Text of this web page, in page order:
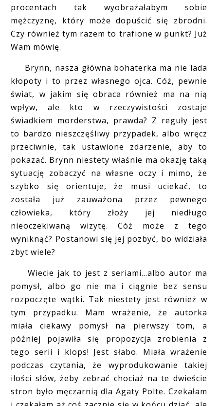
procentach tak wyobrażałabym sobie
mężczyznę, który może dopuścić się zbrodni.
Czy również tym razem to trafione w punkt? Już
Wam mówię.
Brynn, nasza główna bohaterka ma nie lada
kłopoty i to przez własnego ojca. Cóż, pewnie
świat, w jakim się obraca również ma na nią
wpływ, ale kto w rzeczywistości zostaje
świadkiem morderstwa, prawda? Z reguły jest
to bardzo nieszczęśliwy przypadek, albo wręcz
przeciwnie, tak ustawione zdarzenie, aby to
pokazać. Brynn niestety właśnie ma okazję taką
sytuację zobaczyć na własne oczy i mimo, że
szybko się orientuje, że musi uciekać, to
została już zauważona przez pewnego
człowieka, który złoży jej niedługo
nieoczekiwaną wizytę. Cóż może z tego
wyniknąć? Postanowi się jej pozbyć, bo widziała
zbyt wiele?
Wiecie jak to jest z seriami...albo autor ma
pomysł, albo go nie ma i ciągnie bez sensu
rozpoczęte wątki. Tak niestety jest również w
tym przypadku. Mam wrażenie, że autorka
miała ciekawy pomysł na pierwszy tom, a
później pojawiła się propozycja zrobienia z
tego serii i klops! Jest słabo. Miała wrażenie
podczas czytania, że wyprodukowanie takiej
ilości słów, żeby zebrać chociaż na te dwieście
stron było męczarnią dla Agaty Polte. Czekałam